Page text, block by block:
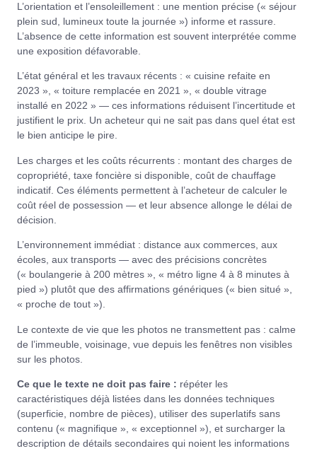
L’orientation et l’ensoleillement : une mention précise (« séjour
plein sud, lumineux toute la journée ») informe et rassure.
L’absence de cette information est souvent interprétée comme
une exposition défavorable.
L’état général et les travaux récents : « cuisine refaite en
2023 », « toiture remplacée en 2021 », « double vitrage
installé en 2022 » — ces informations réduisent l’incertitude et
justifient le prix. Un acheteur qui ne sait pas dans quel état est
le bien anticipe le pire.
Les charges et les coûts récurrents : montant des charges de
copropriété, taxe foncière si disponible, coût de chauffage
indicatif. Ces éléments permettent à l’acheteur de calculer le
coût réel de possession — et leur absence allonge le délai de
décision.
L’environnement immédiat : distance aux commerces, aux
écoles, aux transports — avec des précisions concrètes
(« boulangerie à 200 mètres », « métro ligne 4 à 8 minutes à
pied ») plutôt que des affirmations génériques (« bien situé »,
« proche de tout »).
Le contexte de vie que les photos ne transmettent pas : calme
de l’immeuble, voisinage, vue depuis les fenêtres non visibles
sur les photos.
Ce que le texte ne doit pas faire : répéter les
caractéristiques déjà listées dans les données techniques
(superficie, nombre de pièces), utiliser des superlatifs sans
contenu (« magnifique », « exceptionnel »), et surcharger la
description de détails secondaires qui noient les informations